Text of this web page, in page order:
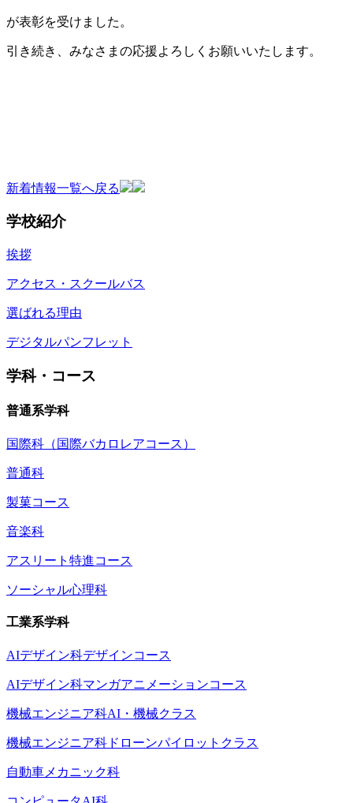
が表彰を受けました。
引き続き、みなさまの応援よろしくお願いいたします。
新着情報一覧へ戻る
学校紹介
挨拶
アクセス・スクールバス
選ばれる理由
デジタルパンフレット
学科・コース
普通系学科
国際科（国際バカロレアコース）
普通科
製菓コース
音楽科
アスリート特進コース
ソーシャル心理科
工業系学科
AIデザイン科デザインコース
AIデザイン科マンガアニメーションコース
機械エンジニア科AI・機械クラス
機械エンジニア科ドローンパイロットクラス
自動車メカニック科